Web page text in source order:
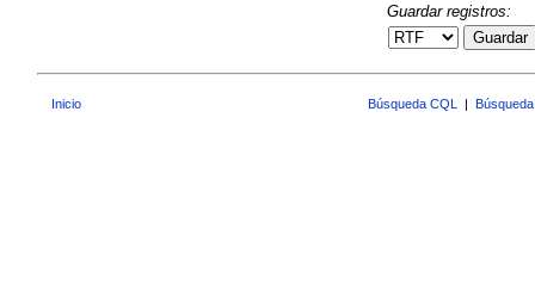
Guardar registros:
Guardar
Inicio Búsqueda CQL